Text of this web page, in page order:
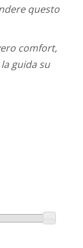
questo
comfort,
guida su